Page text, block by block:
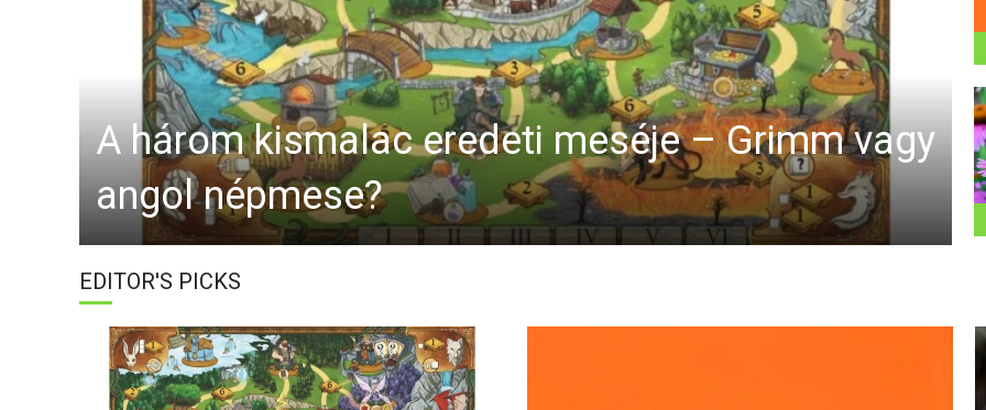
A három kismalac eredeti meséje – Grimm vagy
angol népmese?
EDITOR'S PICKS